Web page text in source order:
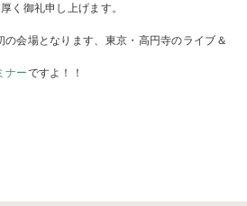
く御礼申し上げます。
会場となります、東京・高円寺のライブ＆
ナーですよ！！